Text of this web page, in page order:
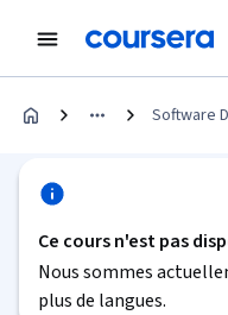
Software
Ce cours n'est pas
Nous sommes
plus de langues.